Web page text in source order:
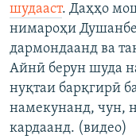
шудааст. Даҳҳо
нимароҳи
дармондаанд ва
Айнӣ берун шуда
нуқтаи барқгирӣ
намекунанд, чун,
кардаанд. (видео)